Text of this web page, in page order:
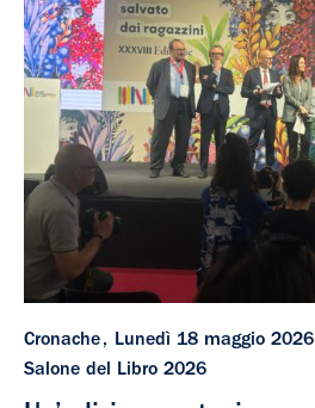
Cronache
Lunedì 18 maggio 2026
Salone del Libro 2026